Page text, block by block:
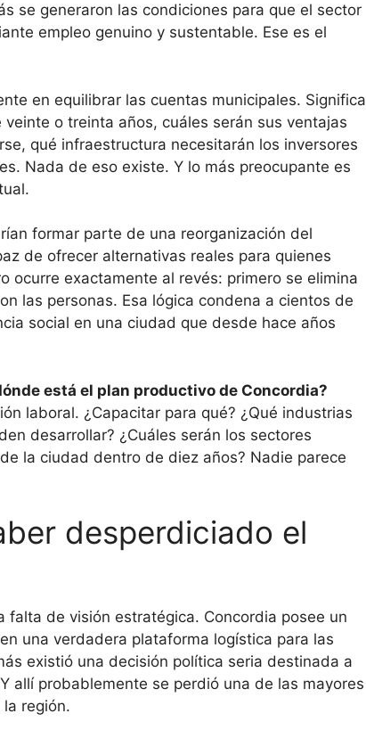
se generaron las condiciones para que el sector
empleo genuino y sustentable. Ese es el
en equilibrar las cuentas municipales. Significa
o treinta años, cuáles serán sus ventajas
qué infraestructura necesitarán los inversores
Nada de eso existe. Y lo más preocupante es
formar parte de una reorganización del
de ofrecer alternativas reales para quienes
ocurre exactamente al revés: primero se elimina
las personas. Esa lógica condena a cientos de
social en una ciudad que desde hace años
está el plan productivo de Concordia?
laboral. ¿Capacitar para qué? ¿Qué industrias
desarrollar? ¿Cuáles serán los sectores
la ciudad dentro de diez años? Nadie parece
desperdiciado el
falta de visión estratégica. Concordia posee un
una verdadera plataforma logística para las
existió una decisión política seria destinada a
allí probablemente se perdió una de las mayores
región.